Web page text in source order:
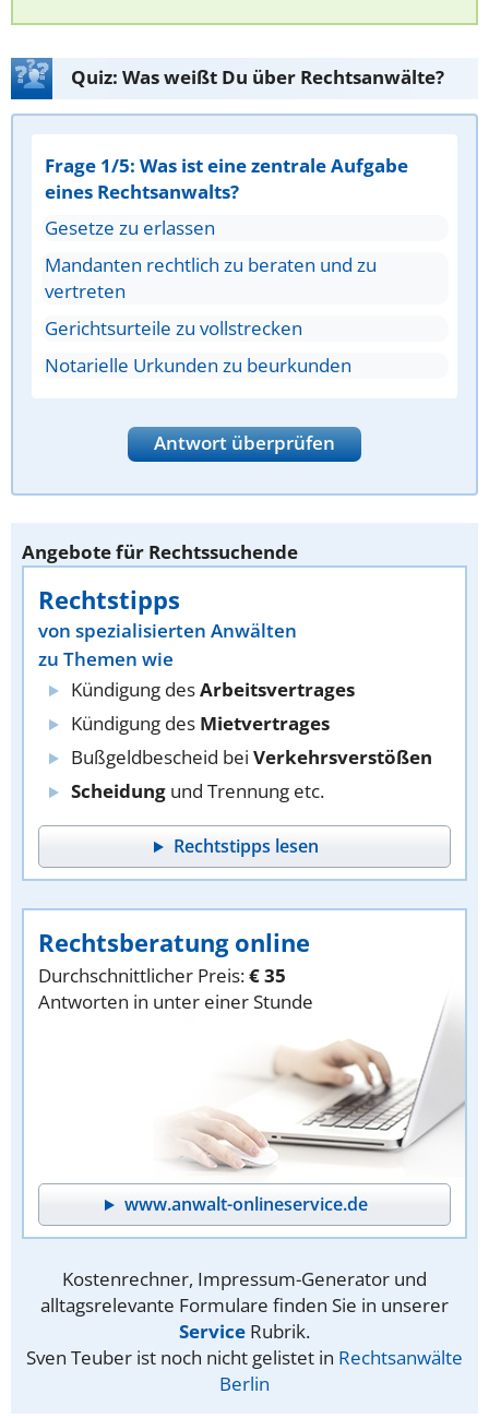
Quiz: Was weißt Du über Rechtsanwälte?
Frage 1/5: Was ist eine zentrale Aufgabe
eines Rechtsanwalts?
Gesetze zu erlassen
Mandanten rechtlich zu beraten und zu
vertreten
Gerichtsurteile zu vollstrecken
Notarielle Urkunden zu beurkunden
Antwort überprüfen
Angebote für Rechtssuchende
Rechtstipps
von spezialisierten Anwälten
zu Themen wie
Kündigung desArbeitsvertrages
Kündigung des Mietvertrages
Bußgeldbescheid bei Verkehrsverstößen
Scheidung und Trennung etc.
Rechtstipps lesen
Rechtsberatung online
Durchschnittlicher Preis:€ 35
Antworten in unter einer Stunde
www.anwalt-onlineservice.de
Kostenrechner, Impressum-Generator und
alltagsrelevante Formulare finden Sie in unserer
Service Rubrik.
Sven Teuber ist noch nicht gelistet in Rechtsanwälte
Berlin